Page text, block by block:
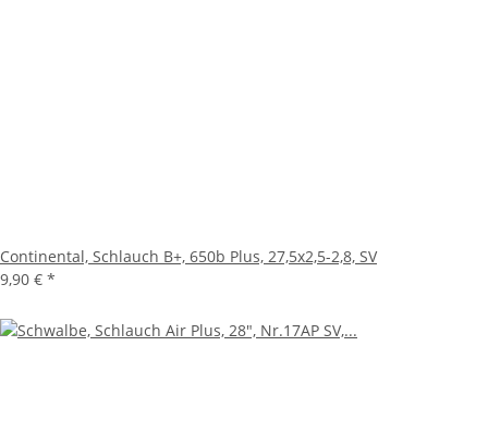
Continental, Schlauch B+, 650b Plus, 27,5x2,5-2,8, SV
9,90 € *